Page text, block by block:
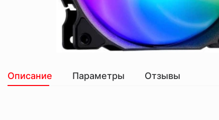
Описание Параметры Отзывы